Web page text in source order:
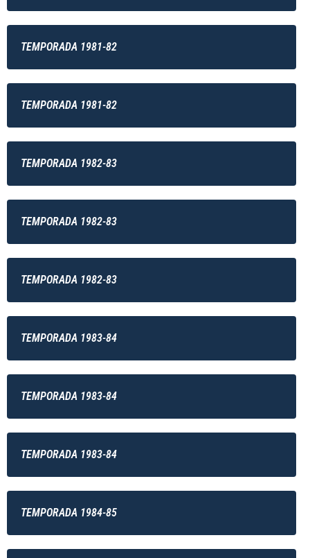
TEMPORADA 1981-82
TEMPORADA 1981-82
TEMPORADA 1982-83
TEMPORADA 1982-83
TEMPORADA 1982-83
TEMPORADA 1983-84
TEMPORADA 1983-84
TEMPORADA 1983-84
TEMPORADA 1984-85